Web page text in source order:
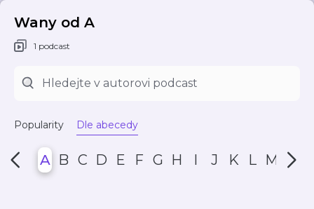
Wany od A
1 podcast
Popularity Dle abecedy
A B C D E F G H I J K L M N